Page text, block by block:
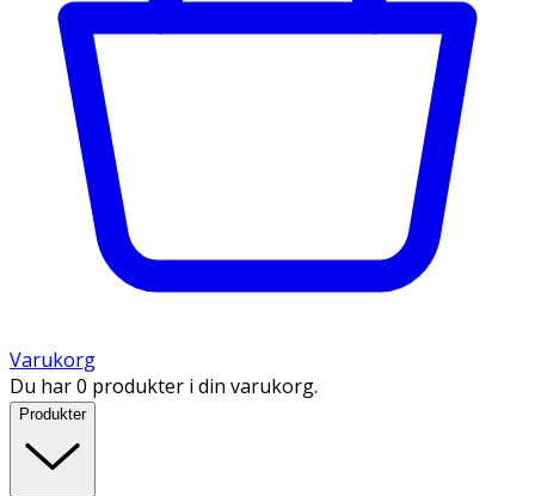
Varukorg
Du har 0 produkter i din varukorg.
Produkter